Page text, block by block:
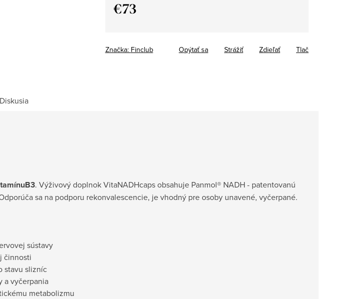
€73
Značka: Finclub Tlač
Opýtať sa Strážiť Zdieľať
Diskusia
. Výživový doplnok VitaNADHcaps obsahuje Panmol® NADH - patentovanú
sa na podporu rekonvalescencie, je vhodný pre osoby unavené, vyčerpané.
sústavy
činnosti
stavu slizníc
a vyčerpania
metabolizmu